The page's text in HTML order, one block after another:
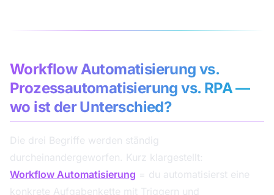
Workflow Automatisierung vs.
Prozessautomatisierung vs. RPA —
wo ist der Unterschied?
Die drei Begriffe werden ständig
durcheinandergeworfen. Kurz klargestellt:
Workflow Automatisierung = du automatisierst eine
konkrete Aufgabenkette mit Triggern und